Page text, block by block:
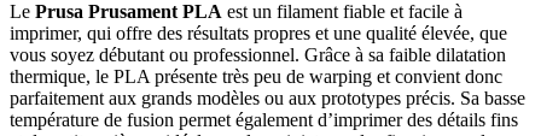
Le Prusa Prusament PLA est un filament fiable et facile à
imprimer, qui offre des résultats propres et une qualité élevée, que
vous soyez débutant ou professionnel. Grâce à sa faible dilatation
thermique, le PLA présente très peu de warping et convient donc
parfaitement aux grands modèles ou aux prototypes précis. Sa basse
température de fusion permet également d’imprimer des détails fins